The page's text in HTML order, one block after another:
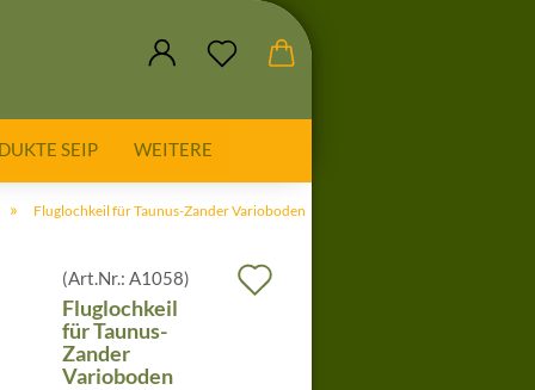
SEIP WEITERE
» Fluglochkeil für Taunus-Zander Varioboden
(Art.Nr.:A1058)
Fluglochkeil
für Taunus-
Zander
Varioboden